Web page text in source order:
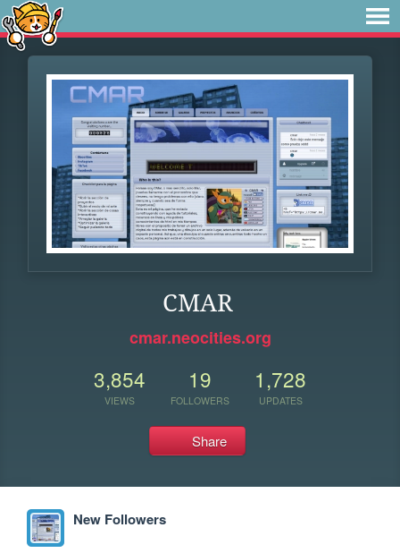
CMAR
cmar.neocities.org
3,854
VIEWS
19
FOLLOWERS
1,728
UPDATES
Share
New Followers